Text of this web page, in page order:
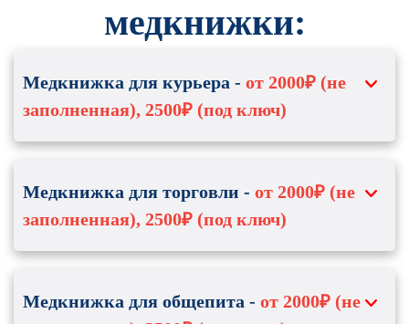
медкнижки:
Медкнижка для курьера - от 2000₽ (не
заполненная), 2500₽ (под ключ)
Для курьера сетевых магазинов
Для доставщиков пиццы, суши и др.
Для СберМаркета
Куда:
Доставка из ресторанов
Медкнижка для торговли - от 2000₽ (не
заполненная), 2500₽ (под ключ)
Для консультантов
Для сборщика заказов
Медкнижка для общепита - от 2000₽ (не